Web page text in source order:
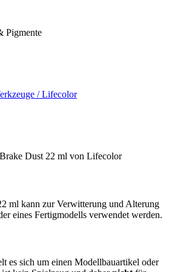
Pigmente
/ Lifecolor
Dust 22 ml von Lifecolor
ml kann zur Verwitterung und Alterung
eines Fertigmodells verwendet werden.
es sich um einen Modellbauartikel oder